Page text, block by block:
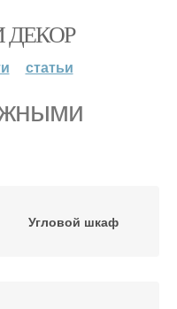
ДЕКОР
статьи
Угловой шкаф